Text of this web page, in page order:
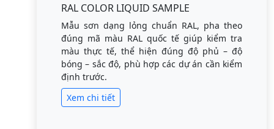
RAL COLOR LIQUID SAMPLE
Mẫu sơn dạng lỏng chuẩn RAL, pha theo
đúng mã màu RAL quốc tế giúp kiểm tra
màu thực tế, thể hiện đúng độ phủ – độ
bóng – sắc độ, phù hợp các dự án cần kiểm
định trước.
Xem chi tiết